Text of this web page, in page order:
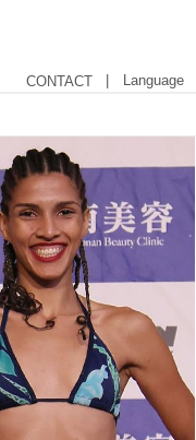
CONTACT | Language